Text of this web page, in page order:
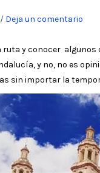
/ Deja un comentario
y conocer
y no, no es
sin importar la